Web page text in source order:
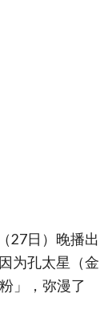
27日）晚播出
为孔太星（金
」，弥漫了